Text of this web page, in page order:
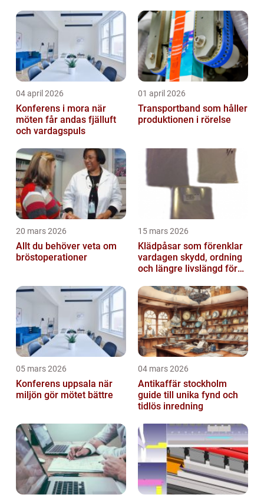
04 april 2026
Konferens i mora när
möten får andas fjälluft
och vardagspuls
01 april 2026
Transportband som håller
produktionen i rörelse
20 mars 2026
Allt du behöver veta om
bröstoperationer
15 mars 2026
Klädpåsar som förenklar
vardagen skydd, ordning
och längre livslängd för
05 mars 2026
Konferens uppsala när
miljön gör mötet bättre
04 mars 2026
Antikaffär stockholm
guide till unika fynd och
tidlös inredning